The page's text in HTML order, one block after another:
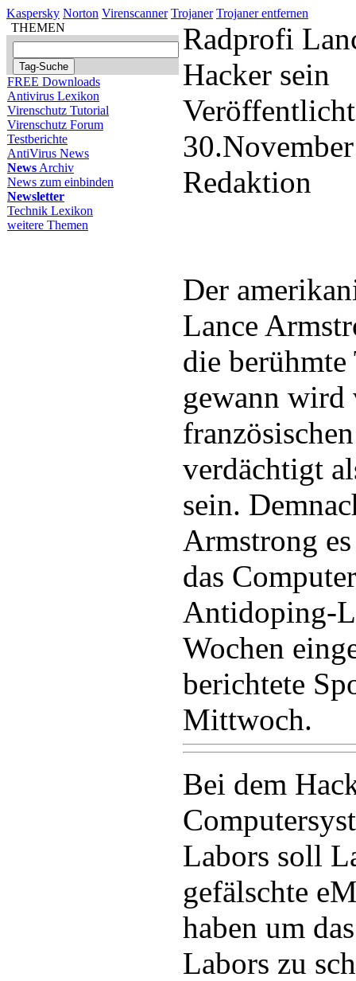
Kaspersky Norton Virenscanner Trojaner Trojaner entfernen
THEMEN
FREE Downloads
Antivirus Lexikon
Virenschutz Tutorial
Virenschutz Forum
Testberichte
AntiVirus News
News Archiv
News zum einbinden
Newsletter
Technik Lexikon
weitere Themen
Radprofi
Hacker sein
Redaktion
Der
Lance
die berühmte
gewann wird
verdächtigt
sein.
Armstrong
das
Antidoping-
Wochen
berichtete
Mittwoch.
Bei dem
Labors soll
gefälschte
haben um
Labors zu